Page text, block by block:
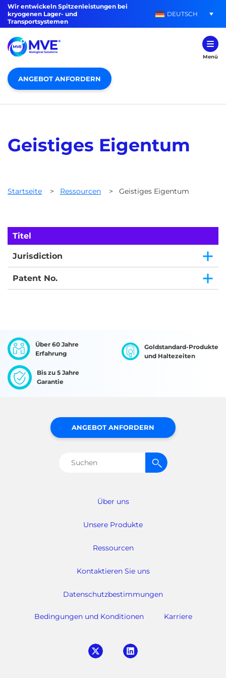
Wir entwickeln Spitzenleistungen bei
kryogenen Lager- und
Transportsystemen
DEUTSCH
Menü
ANGEBOT ANFORDERN
Geistiges Eigentum
Startseite > Ressourcen > Geistiges Eigentum
Titel
Jurisdiction
Patent No.
Über 60 Jahre
Erfahrung
Goldstandard-Produkte
und Haltezeiten
Bis zu 5 Jahre
Garantie
Über uns
Unsere Produkte
Ressourcen
Kontaktieren Sie uns
Datenschutzbestimmungen
Bedingungen und Konditionen Karriere
ANGEBOT ANFORDERN
Suchen